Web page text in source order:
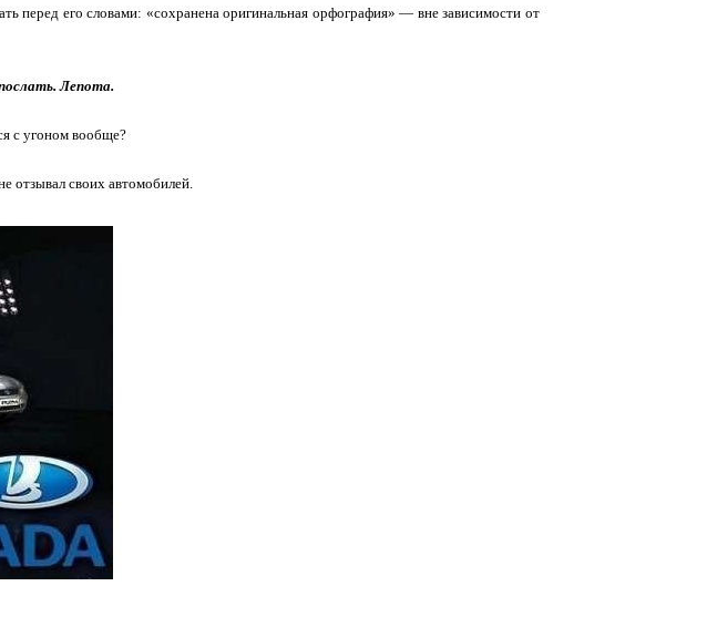
перед его словами: «сохранена оригинальная орфография» — вне зависимости от
Лепота.
с угоном вообще?
отзывал своих автомобилей.